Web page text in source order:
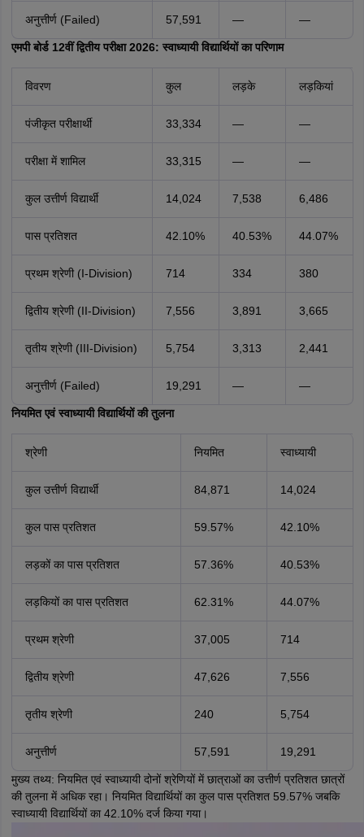
अनुत्तीर्ण (Failed) 57,591 — —
एमपी बोर्ड 12वीं द्वितीय परीक्षा 2026: स्वाध्यायी विद्यार्थियों का परिणाम
विवरण कुल लड़के लड़कियां
पंजीकृत परीक्षार्थी 33,334 — —
परीक्षा में शामिल 33,315 — —
कुल उत्तीर्ण विद्यार्थी 14,024 7,538 6,486
पास प्रतिशत 42.10% 40.53% 44.07%
प्रथम श्रेणी (I-Division) 714 334 380
द्वितीय श्रेणी (II-Division) 7,556 3,891 3,665
तृतीय श्रेणी (III-Division) 5,754 3,313 2,441
अनुत्तीर्ण (Failed) 19,291 — —
नियमित एवं स्वाध्यायी विद्यार्थियों की तुलना
श्रेणी नियमित स्वाध्यायी
कुल उत्तीर्ण विद्यार्थी 84,871 14,024
कुल पास प्रतिशत 59.57% 42.10%
लड़कों का पास प्रतिशत 57.36% 40.53%
लड़कियों का पास प्रतिशत 62.31% 44.07%
प्रथम श्रेणी 37,005 714
द्वितीय श्रेणी 47,626 7,556
तृतीय श्रेणी 240 5,754
अनुत्तीर्ण 57,591 19,291
मुख्य तथ्य: नियमित एवं स्वाध्यायी दोनों श्रेणियों में छात्राओं का उत्तीर्ण प्रतिशत छात्रों
की तुलना में अधिक रहा। नियमित विद्यार्थियों का कुल पास प्रतिशत 59.57% जबकि
स्वाध्यायी विद्यार्थियों का 42.10% दर्ज किया गया।